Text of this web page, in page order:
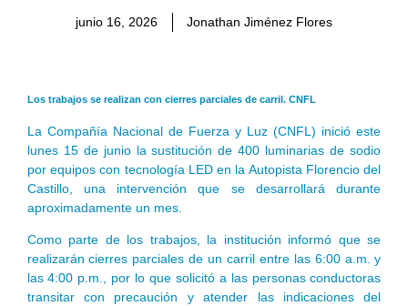
junio 16, 2026 Jonathan Jiménez Flores
Los trabajos se realizan con cierres parciales de carril. CNFL
La Compañía Nacional de Fuerza y Luz (CNFL) inició este
lunes 15 de junio la sustitución de 400 luminarias de sodio
por equipos con tecnología LED en la Autopista Florencio del
Castillo, una intervención que se desarrollará durante
aproximadamente un mes.
Como parte de los trabajos, la institución informó que se
realizarán cierres parciales de un carril entre las 6:00 a.m. y
las 4:00 p.m., por lo que solicitó a las personas conductoras
transitar con precaución y atender las indicaciones del